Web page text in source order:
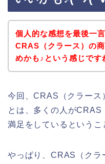
個人的な感想を最後一
CRAS（クラース）の
めかも♪という感じです
今回、CRAS（クラース
とは、多くの人がCRAS
満足をしているというこ
やっぱり、CRAS（クラ